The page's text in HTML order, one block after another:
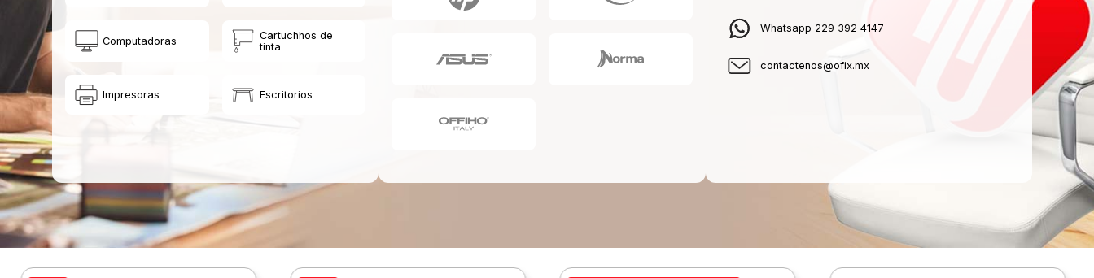
Computadoras
Cartuchhos de
tinta
Impresoras Escritorios
Whatsapp 229 392 4147
contactenos@ofix.mx